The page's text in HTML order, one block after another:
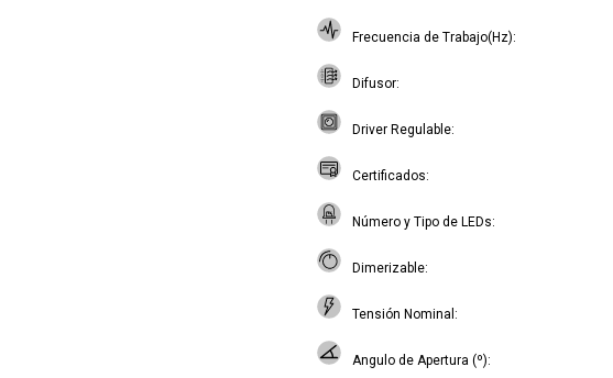
Frecuencia de Trabajo(Hz)
Difusor
Driver Regulable
Certificados
Número y Tipo de LEDs
Dimerizable
Tensión Nominal
Angulo de Apertura (º)